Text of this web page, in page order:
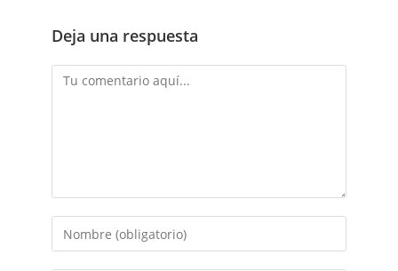
Deja una respuesta